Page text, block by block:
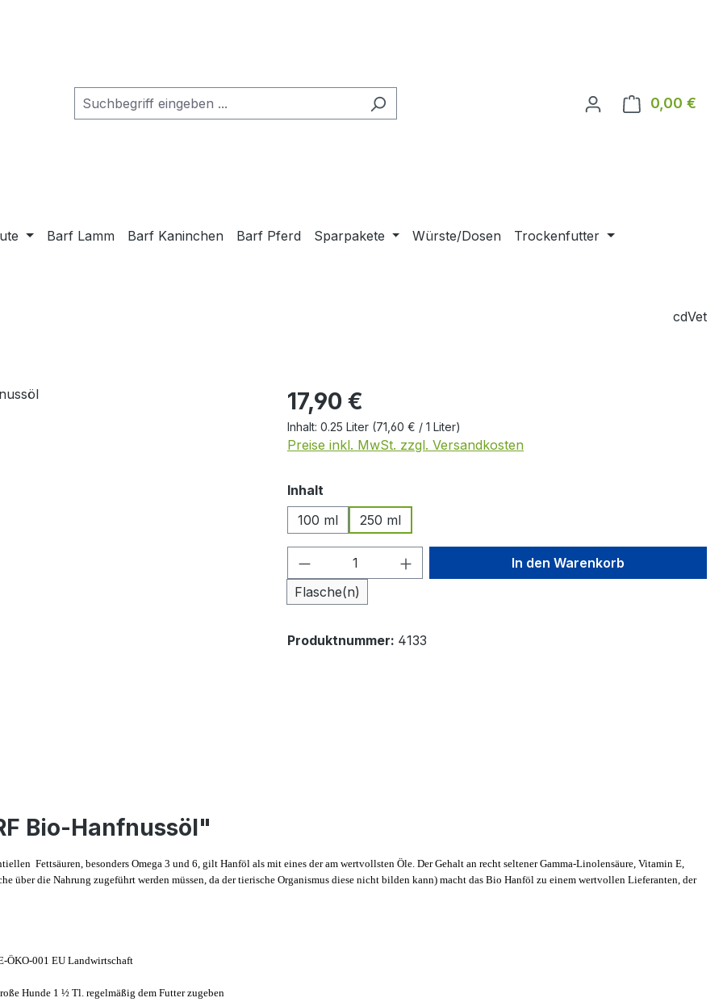
0,00 €
Barf Lamm Barf Kaninchen Barf Pferd Sparpakete Würste/Dosen Trockenfutter
cdVet
Regulärer Preis:
17,90 €
Inhalt: 0.25 Liter (71,60 € / 1 Liter)
Preise inkl. MwSt. zzgl. Versandkosten
Inhalt
100 ml
250 ml
Produkt Anzahl: Gib den gewünschten Wert
Flasche(n)
In den Warenkorb
Produktnummer: 4133
Bio-Hanfnussöl"
Fettsäuren, besonders Omega 3 und 6, gilt Hanföl als mit eines der am wertvollsten Öle. Der Gehalt an recht seltener Gamma-Linolensäure, Vitamin E,
über die Nahrung zugeführt werden müssen, da der tierische Organismus diese nicht bilden kann) macht das Bio Hanföl zu einem wertvollen Lieferanten, der
ÖKO-001 EU Landwirtschaft
Hunde 1 ½ Tl. regelmäßig dem Futter zugeben